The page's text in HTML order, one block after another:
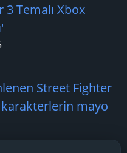
Temalı Xbox
Street Fighter
karakterlerin mayo